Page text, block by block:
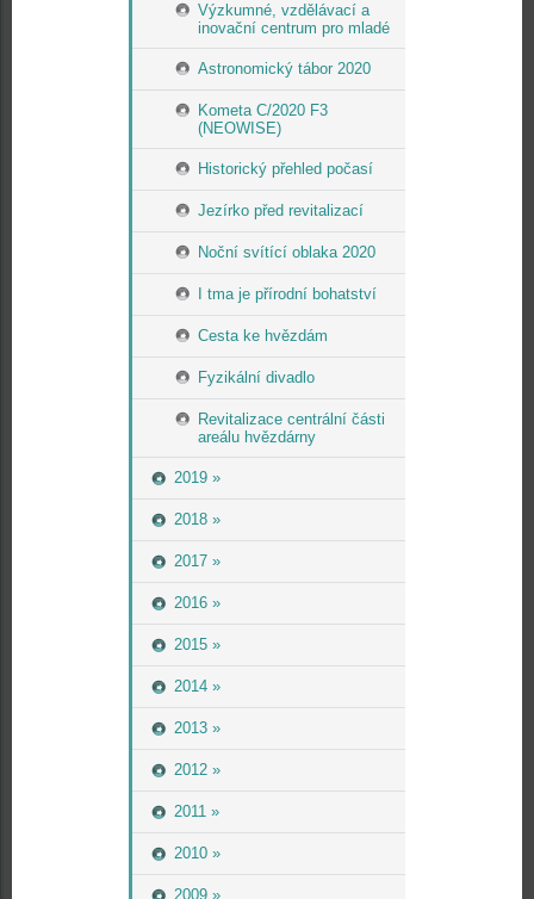
Výzkumné, vzdělávací a
inovační centrum pro mladé
Astronomický tábor 2020
Kometa C/2020 F3
(NEOWISE)
Historický přehled počasí
Jezírko před revitalizací
Noční svítící oblaka 2020
I tma je přírodní bohatství
Cesta ke hvězdám
Fyzikální divadlo
Revitalizace centrální části
areálu hvězdárny
2019 »
2018 »
2017 »
2016 »
2015 »
2014 »
2013 »
2012 »
2011 »
2010 »
2009 »